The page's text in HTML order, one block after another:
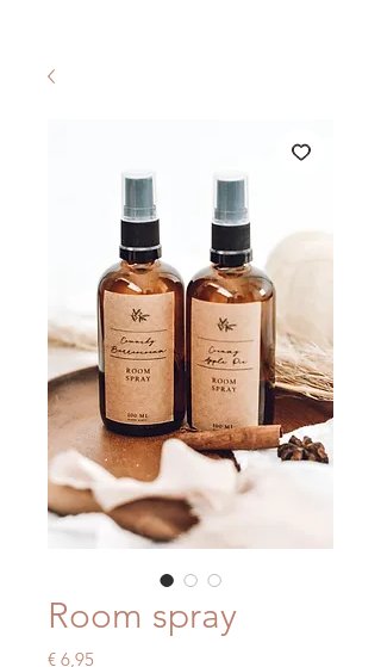
Room spray
€ 6,95